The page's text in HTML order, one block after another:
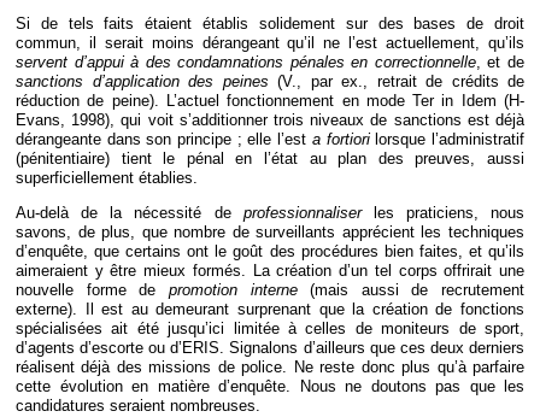
Si de tels faits étaient établis solidement sur des bases de droit
commun, il serait moins dérangeant qu’il ne l’est actuellement, qu’ils
servent d’appui à des condamnations pénales en correctionnelle, et de
sanctions d’application des peines (V., par ex., retrait de crédits de
réduction de peine). L’actuel fonctionnement en mode Ter in Idem (H-
Evans, 1998), qui voit s’additionner trois niveaux de sanctions est déjà
dérangeante dans son principe ; elle l’est a fortiorilorsque l’administratif
(pénitentiaire) tient le pénal en l’état au plan des preuves, aussi
superficiellement établies.
Au-delà de la nécessité de professionnaliserles praticiens, nous
savons, de plus, que nombre de surveillants apprécient les techniques
d’enquête, que certains ont le goût des procédures bien faites, et qu’ils
aimeraient y être mieux formés. La création d’un tel corps offrirait une
nouvelle forme de promotion interne(mais aussi de recrutement
externe). Il est au demeurant surprenant que la création de fonctions
spécialisées ait été jusqu’ici limitée à celles de moniteurs de sport,
d’agents d’escorte ou d’ERIS. Signalons d’ailleurs que ces deux derniers
réalisent déjà des missions de police. Ne reste donc plus qu’à parfaire
cette évolution en matière d’enquête. Nous ne doutons pas que les
candidatures seraient nombreuses.